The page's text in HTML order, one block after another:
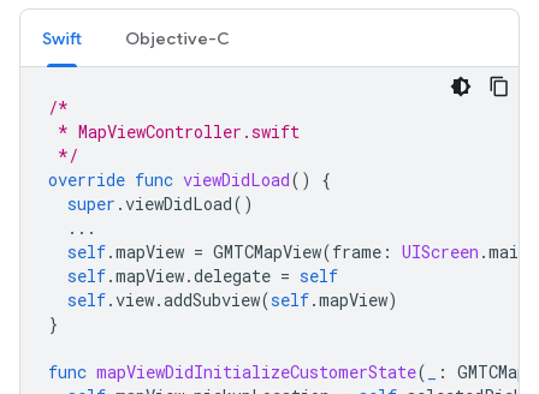
Swift Objective-C
/*
* MapViewController.swift
*/
override func viewDidLoad()
{
super .viewDidLoad()
...
self.mapView = GMTCMapView(frame : UIScreen .main
self.mapView.delegate = self
self.view.addSubview(self.mapView)
}
func mapViewDidInitializeCustomerState( :